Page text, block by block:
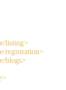
listing>
registration>
blogs>